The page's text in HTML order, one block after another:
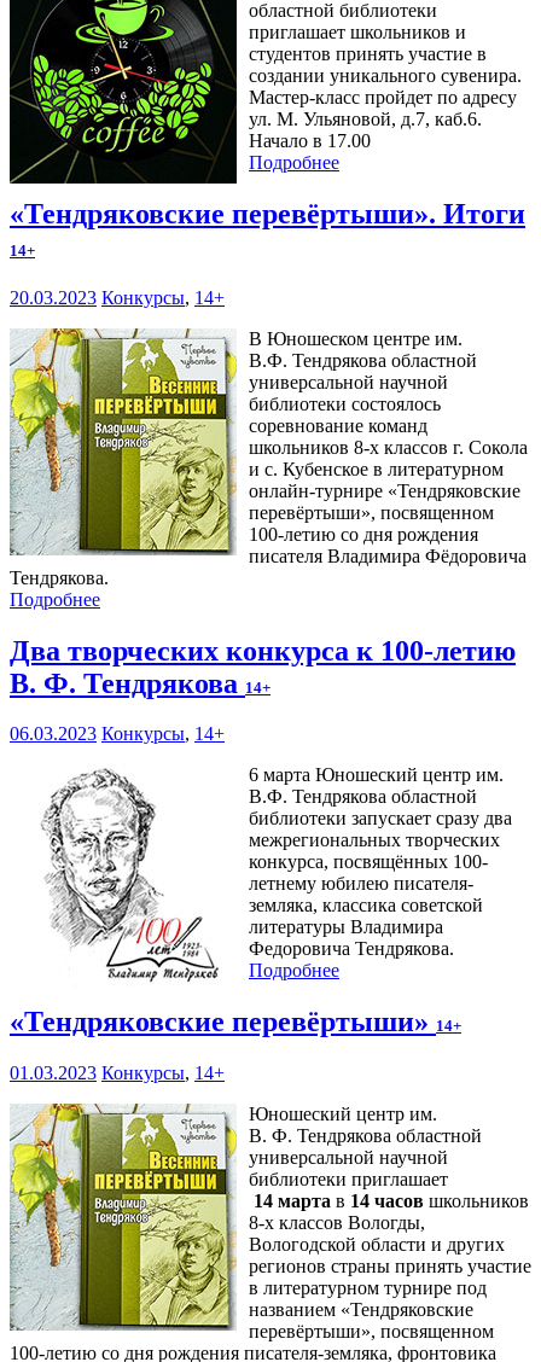
областной библиотеки
приглашает школьников и
студентов принять участие в
создании уникального сувенира.
Мастер-класс пройдет по адресу
ул. М. Ульяновой, д.7, каб.6.
Начало в 17.00
Подробнее
«Тендряковские перевёртыши». Итоги
14+
20.03.2023 Конкурсы, 14+
В Юношеском центре им.
В.Ф. Тендрякова областной
универсальной научной
библиотеки состоялось
соревнование команд
школьников 8-х классов г. Сокола
и с. Кубенское в литературном
онлайн-турнире «Тендряковские
перевёртыши», посвященном
100-летию со дня рождения
писателя Владимира Фёдоровича
Тендрякова.
Подробнее
Два творческих конкурса к 100-летию
В. Ф. Тендрякова 14+
06.03.2023 Конкурсы, 14+
6 марта Юношеский центр им.
В.Ф. Тендрякова областной
библиотеки запускает сразу два
межрегиональных творческих
конкурса, посвящённых 100-
летнему юбилею писателя-
земляка, классика советской
литературы Владимира
Федоровича Тендрякова.
Подробнее
«Тендряковские перевёртыши» 14+
01.03.2023 Конкурсы, 14+
Юношеский центр им.
В. Ф. Тендрякова областной
универсальной научной
библиотеки приглашает
14 марта в 14 часов школьников
8-х классов Вологды,
Вологодской области и других
регионов страны принять участие
в литературном турнире под
названием «Тендряковские
перевёртыши», посвященном
100-летию со дня рождения писателя-земляка, фронтовика